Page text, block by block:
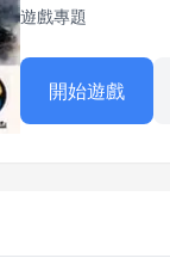
遊戲專題
開始遊戲